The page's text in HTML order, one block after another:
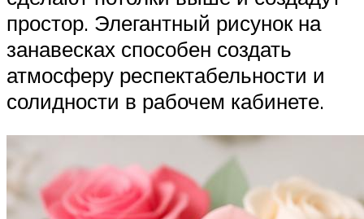
простор. Элегантный рисунок на
занавесках способен создать
атмосферу респектабельности и
солидности в рабочем кабинете.